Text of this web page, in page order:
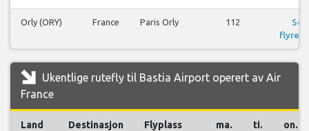
Orly (ORY) France Paris Orly 112
Se
Ukentlige rutefly til Bastia Airport operert av Air
France
Land Destinasjon Flyplass ma. ti. on.